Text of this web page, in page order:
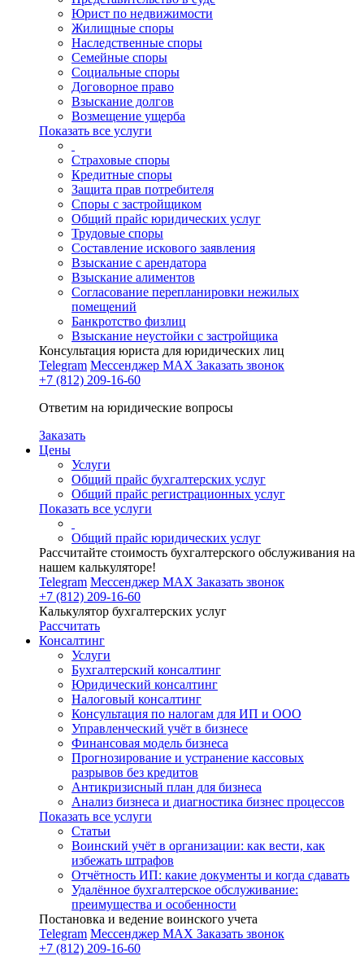
Юрист по недвижимости
Жилищные споры
Наследственные споры
Семейные споры
Социальные споры
Договорное право
Взыскание долгов
Возмещение ущерба
Показать все услуги
Страховые споры
Кредитные споры
Защита прав потребителя
Споры с застройщиком
Общий прайс юридических услуг
Трудовые споры
Составление искового заявления
Взыскание с арендатора
Взыскание алиментов
Cогласование перепланировки нежилых
помещений
Банкротство физлиц
Взыскание неустойки с застройщика
Консультация юриста для юридических лиц
Telegram Мессенджер MAX Заказать звонок
+7 (812) 209-16-60
Ответим на юридические вопросы
Заказать
Цены
Услуги
Общий прайс бухгалтерских услуг
Общий прайс регистрационных услуг
Показать все услуги
Общий прайс юридических услуг
Рассчитайте стоимость бухгалтерского обслуживания на
нашем калькуляторе!
Telegram Мессенджер MAX Заказать звонок
+7 (812) 209-16-60
Калькулятор бухгалтерских услуг
Рассчитать
Консалтинг
Услуги
Бухгалтерский консалтинг
Юридический консалтинг
Налоговый консалтинг
Консультация по налогам для ИП и ООО
Управленческий учёт в бизнесе
Финансовая модель бизнеса
Прогнозирование и устранение кассовых
разрывов без кредитов
Антикризисный план для бизнеса
Анализ бизнеса и диагностика бизнес процессов
Показать все услуги
Статьи
Воинский учёт в организации: как вести, как
избежать штрафов
Отчётность ИП: какие документы и когда сдавать
Удалённое бухгалтерское обслуживание:
преимущества и особенности
Постановка и ведение воинского учета
Telegram Мессенджер MAX Заказать звонок
+7 (812) 209-16-60